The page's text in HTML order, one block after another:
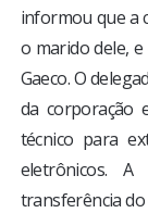
informou que a
o marido dele,
Gaeco. O
da corporação
técnico para
eletrônicos.
transferência do